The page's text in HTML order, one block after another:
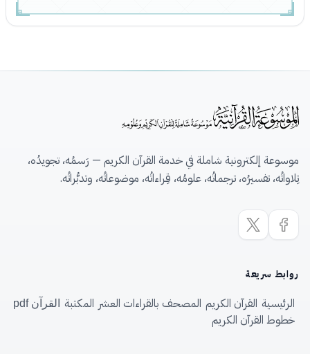
موسوعة إلكترونية شاملة في خدمة القرآن الكريم — رَسمُه، تجويدُه،
تِلاواتُه، تفسيرُه، ترجماتُه، علومُه، قِراءاتُه، موضوعاتُه، وتدبُّراتُه.
روابط سريعة
الرئيسية القرآن الكريم المصحف بالقراءات العشر المكتبة القرآن pdf
خطوط القرآن الكريم